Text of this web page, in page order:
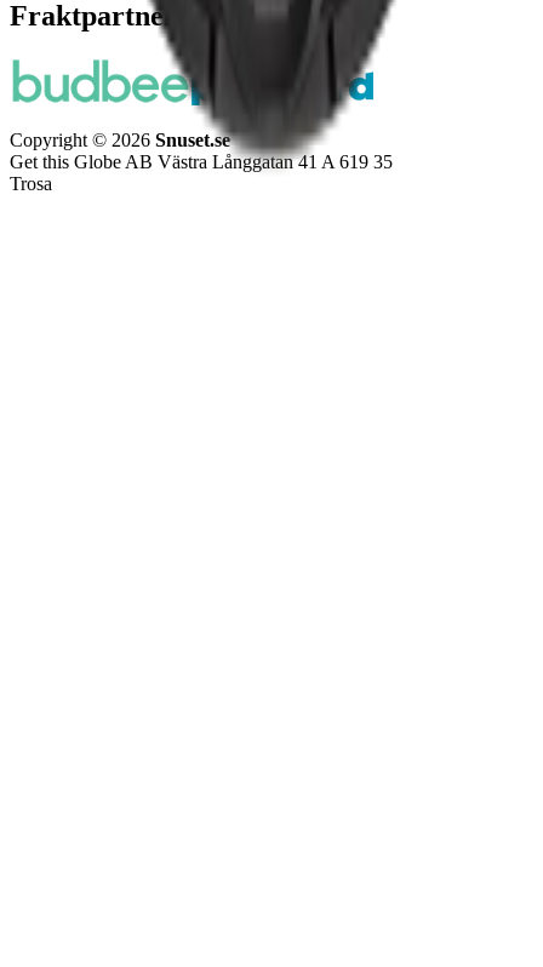
Fraktpartners
Copyright © 2026 Snuset.se
Get this Globe AB Västra Långgatan 41 A 619 35
Trosa